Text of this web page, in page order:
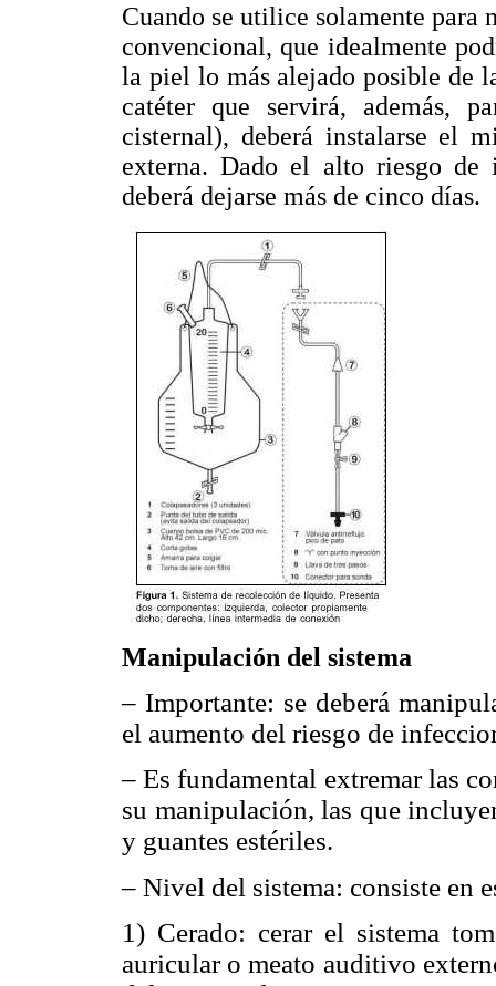
Cuando se utilice solamente para
convencional, que idealmente
la piel lo más alejado posible de
catéter que servirá, además,
cisternal), deberá instalarse el
externa. Dado el alto riesgo de
deberá dejarse más de cinco días.
Manipulación del sistema
– Importante: se deberá
el aumento del riesgo de
– Es fundamental extremar las
su manipulación, las que
y guantes estériles.
– Nivel del sistema: consiste en
1) Cerado: cerar el sistema
auricular o meato auditivo